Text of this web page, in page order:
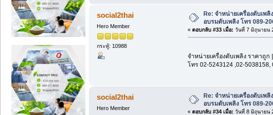
social2thai
Hero Member
กระทู้: 10988
Re: จำหน่ายเครื่องดับเพ
อบรมดับเพลิง โทร 089-
« ตอบกลับ #33 เมื่อ: วันที่ 7 มิถุนายน
จำหน่ายเครื่องดับเพลิง ราคาถูก
โทร 02-5243124 ,02-5038158,
social2thai
Hero Member
Re: จำหน่ายเครื่องดับเพ
อบรมดับเพลิง โทร 089-
« ตอบกลับ #34 เมื่อ: วันที่ 8 มิถุนายน